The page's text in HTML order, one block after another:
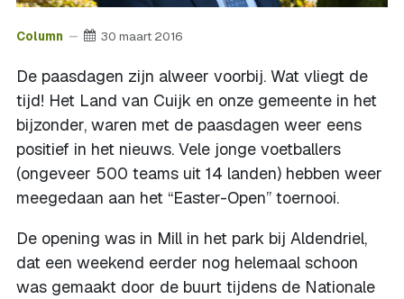
Column 30 maart 2016
De paasdagen zijn alweer voorbij. Wat vliegt de
tijd! Het Land van Cuijk en onze gemeente in het
bijzonder, waren met de paasdagen weer eens
positief in het nieuws. Vele jonge voetballers
(ongeveer 500 teams uit 14 landen) hebben weer
meegedaan aan het “Easter-Open” toernooi.
De opening was in Mill in het park bij Aldendriel,
dat een weekend eerder nog helemaal schoon
was gemaakt door de buurt tijdens de Nationale